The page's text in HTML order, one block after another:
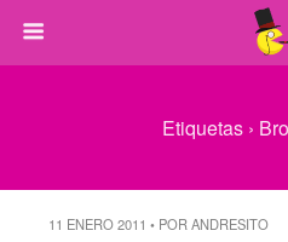
Etiquetas ›
11 ENERO 2011 • POR ANDRESITO